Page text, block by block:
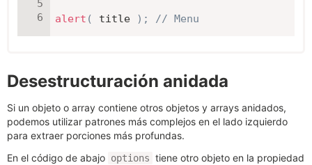
alert ( title ) ; // Menu
Desestructuración anidada
Si un objeto o array contiene otros objetos y arrays anidados,
podemos utilizar patrones más complejos en el lado izquierdo
para extraer porciones más profundas.
En el código de abajo options tiene otro objeto en la propiedad